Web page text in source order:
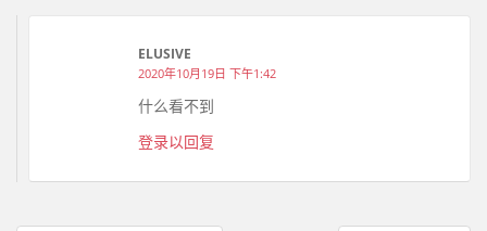
ELUSIVE
2020年10月19日 下午1:42
什么看不到
登录以回复